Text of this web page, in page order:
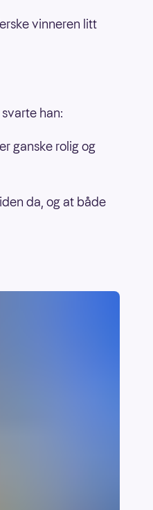
vinneren litt
han:
ganske rolig og
da, og at både